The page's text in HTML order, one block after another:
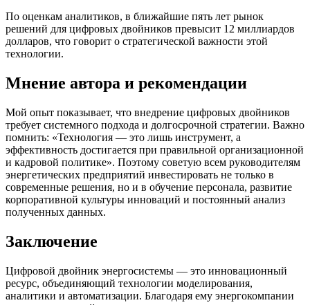
По оценкам аналитиков, в ближайшие пять лет рынок
решений для цифровых двойников превысит 12 миллиардов
долларов, что говорит о стратегической важности этой
технологии.
Мнение автора и рекомендации
Мой опыт показывает, что внедрение цифровых двойников
требует системного подхода и долгосрочной стратегии. Важно
помнить: «Технология — это лишь инструмент, а
эффективность достигается при правильной организационной
и кадровой политике». Поэтому советую всем руководителям
энергетических предприятий инвестировать не только в
современные решения, но и в обучение персонала, развитие
корпоративной культуры инноваций и постоянный анализ
полученных данных.
Заключение
Цифровой двойник энергосистемы — это инновационный
ресурс, объединяющий технологии моделирования,
аналитики и автоматизации. Благодаря ему энергокомпании